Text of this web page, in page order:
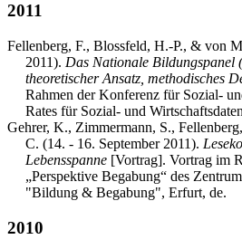
2011
Fellenberg, F., Blossfeld, H.-P., & von
2011). Das Nationale Bildungspanel
theoretischer Ansatz, methodisches
Rahmen der Konferenz für Sozial-
Rates für Sozial- und
Gehrer, K., Zimmermann, S.,
C. (14. - 16. September 2011).
Lebensspanne [Vortrag]. Vortrag im
„Perspektive Begabung“ des
"Bildung & Begabung", Erfurt, de.
2010